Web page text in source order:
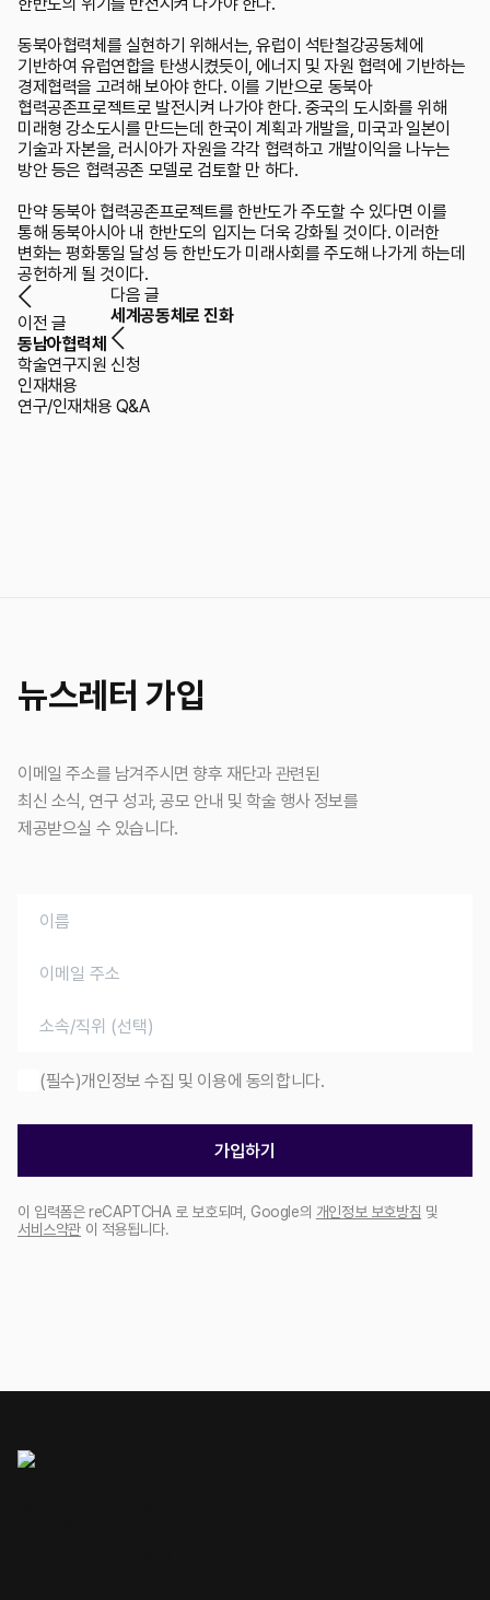
동북아협력체를 실현하기 위해서는, 유럽이 석탄철강공동체에
기반하여 유럽연합을 탄생시켰듯이, 에너지 및 자원 협력에 기반하는
경제협력을 고려해 보아야 한다. 이를 기반으로 동북아
협력공존프로젝트로 발전시켜 나가야 한다. 중국의 도시화를 위해
미래형 강소도시를 만드는데 한국이 계획과 개발을, 미국과 일본이
기술과 자본을, 러시아가 자원을 각각 협력하고 개발이익을 나누는
방안 등은 협력공존 모델로 검토할 만 하다.
만약 동북아 협력공존프로젝트를 한반도가 주도할 수 있다면 이를
통해 동북아시아 내 한반도의 입지는 더욱 강화될 것이다. 이러한
변화는 평화통일 달성 등 한반도가 미래사회를 주도해 나가게 하는데
공헌하게 될 것이다.
이전 글
동남아협력체
다음 글
세계공동체로 진화
학술연구지원 신청
인재채용
연구/인재채용 Q&A
뉴스레터 가입
이메일 주소를 남겨주시면 향후 재단과 관련된
최신 소식, 연구 성과, 공모 안내 및 학술 행사 정보를
제공받으실 수 있습니다.
(필수)개인정보 수집 및 이용에 동의합니다.
가입하기
이 입력폼은 reCAPTCHA 로 보호되며, Google의 개인정보 보호방침 및
서비스약관 이 적용됩니다.